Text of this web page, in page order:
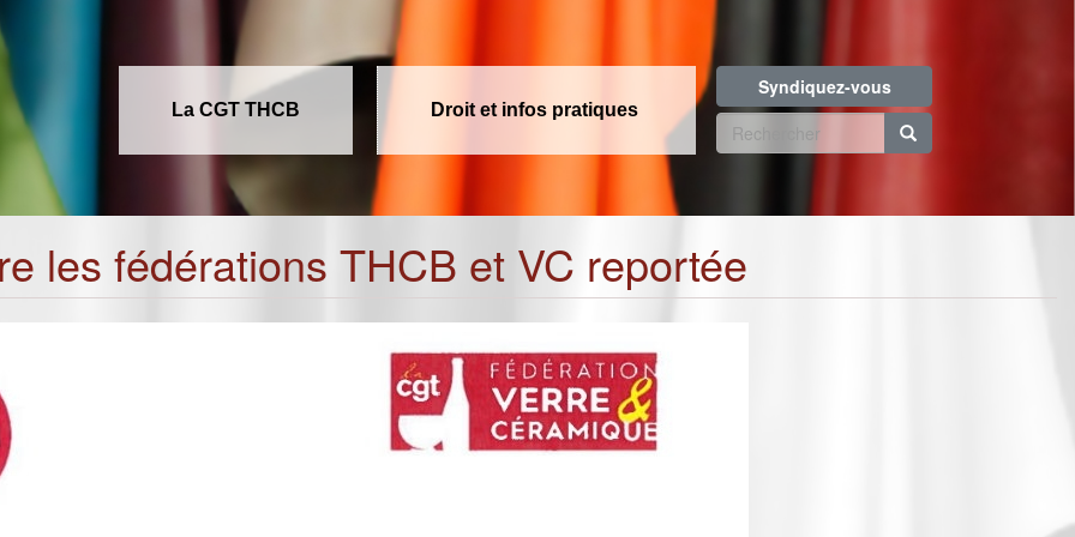
La CGT THCB Droit et infos pratiques
Syndiquez-vous
Formulaire
recherche
les fédérations THCB et VC reportée